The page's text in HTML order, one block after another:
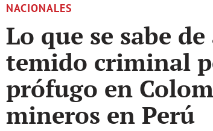
NACIONALES
Lo que se sabe
temido criminal
prófugo en
mineros en Perú